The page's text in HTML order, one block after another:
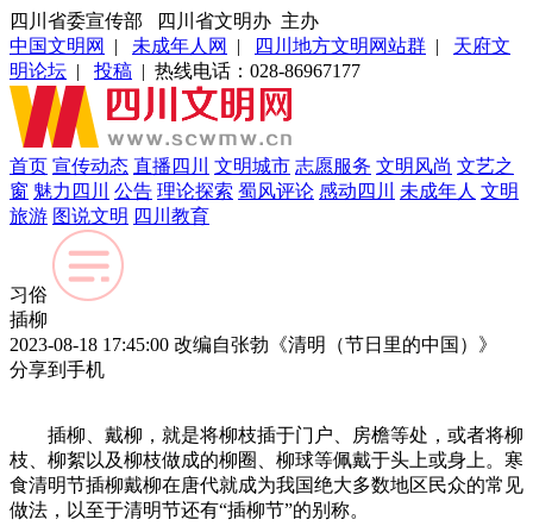
四川省委宣传部 四川省文明办 主办
中国文明网
| 未成年人网 | 四川地方文明网站群 | 天府文
明论坛 | 投稿 | 热线电话：028-86967177
首页 宣传动态 直播四川 文明城市 志愿服务 文明风尚 文艺之
窗 魅力四川 公告 理论探索 蜀风评论 感动四川 未成年人 文明
旅游 图说文明 四川教育
习俗
插柳
2023-08-18 17:45:00 改编自张勃《清明（节日里的中国）》
分享到手机
插柳、戴柳，就是将柳枝插于门户、房檐等处，或者将柳
枝、柳絮以及柳枝做成的柳圈、柳球等佩戴于头上或身上。寒
食清明节插柳戴柳在唐代就成为我国绝大多数地区民众的常见
做法，以至于清明节还有“插柳节”的别称。